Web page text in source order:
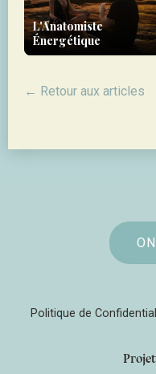
L'Anatomiste
Énergétique
← Retour aux articles
Politique de